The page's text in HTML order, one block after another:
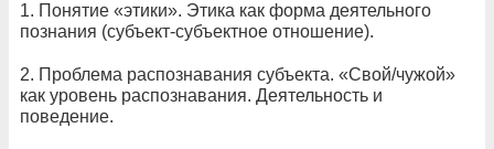
1. Понятие «этики». Этика как форма деятельного
познания (субъект-субъектное отношение).
2. Проблема распознавания субъекта. «Свой/чужой»
как уровень распознавания. Деятельность и
поведение.